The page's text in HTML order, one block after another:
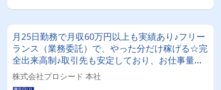
月25日勤務で月収60万円以上も実績あり♪フリー
ランス（業務委託）で、やった分だけ稼げる☆完
全出来高制♪取引先も安定しており、お仕事量も
豊富！建築系車輌の自走回送(陸送)/軽貨物ドライ
バー（パワーゲート付）
株式会社プロシード 本社